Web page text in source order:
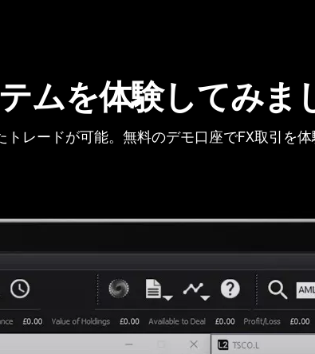
ムを体験してみま
レードが可能。無料のデモ口座でFX取引を体